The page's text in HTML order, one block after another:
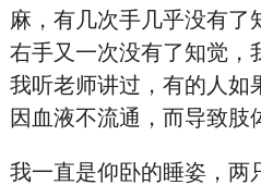
麻，有几次手几乎没有了
右手又一次没有了知觉，
我听老师讲过，有的人如
因血液不流通，而导致肢
我一直是仰卧的睡姿，两